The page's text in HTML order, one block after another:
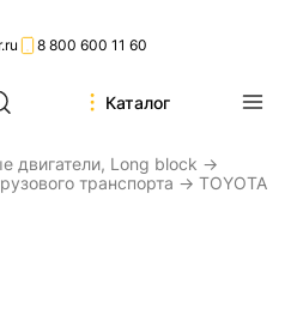
8 800 600 11 60
Каталог
двигатели, Long block →
транспорта → TOYOTA